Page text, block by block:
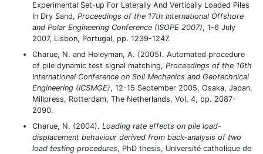
Experimental Set-up For Laterally And Vertically Loaded Piles
In Dry Sand, Proceedings of the 17th International Offshore
and Polar Engineering Conference (ISOPE 2007), 1-6 July
2007, Lisbon, Portugal, pp. 1239-1247.
Charue, N. and Holeyman, A. (2005). Automated procedure
of pile dynamic test signal matching, Proceedings of the 16th
International Conference on Soil Mechanics and Geotechnical
Engineering (ICSMGE), 12-15 September 2005, Osaka, Japan,
Millpress, Rotterdam, The Netherlands, Vol. 4, pp. 2087-
2090.
Charue, N. (2004). Loading rate effects on pile load-
displacement behaviour derived from back-analysis of two
load testing procedures, PhD thesis, Université catholique de